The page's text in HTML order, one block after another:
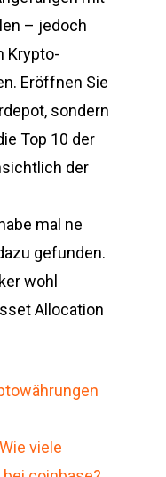
– jedoch
Krypto-
Eröffnen Sie
sondern
Top 10 der
der
mal ne
gefunden.
wohl
Allocation
viele